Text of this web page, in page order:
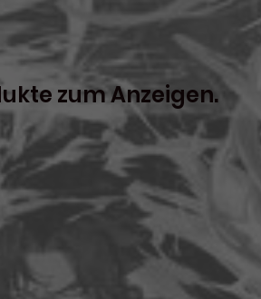
zum Anzeigen.